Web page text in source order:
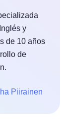
y
de 10 años
de
Piirainen